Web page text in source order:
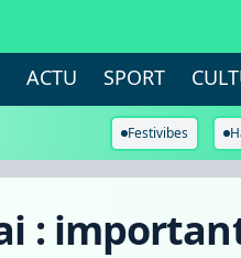
ACTU SPORT
Festivibes
: